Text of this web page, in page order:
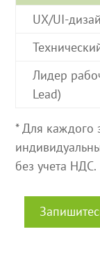
UX/UI-
Лидер
Lead)
* Для каждого
без учета НДС.